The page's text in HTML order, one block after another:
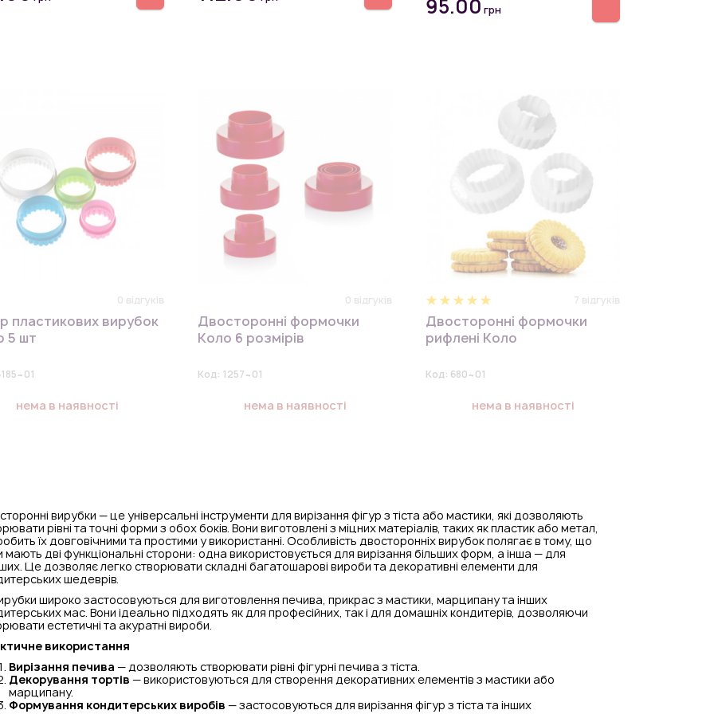
95.00 грн
0 відгуків
пластикових вирубок
5 шт
нема в наявності
0 відгуків
Двосторонні формочки
Коло 6 розмірів
Код: 1257~01
нема в наявності
7 відгуків
Двосторонні формочки
рифлені Коло
Код: 680~01
нема в наявності
вирубки — це універсальні інструменти для вирізання фігур з тіста або мастики, які дозволяють
рівні та точні форми з обох боків. Вони виготовлені з міцних матеріалів, таких як пластик або метал,
їх довговічними та простими у використанні. Особливість двосторонніх вирубок полягає в тому, що
мають дві функціональні сторони: одна використовується для вирізання більших форм, а інша — для
Це дозволяє легко створювати складні багатошарові вироби та декоративні елементи для
шедеврів.
широко застосовуються для виготовлення печива, прикрас з мастики, марципану та інших
мас. Вони ідеально підходять як для професійних, так і для домашніх кондитерів, дозволяючи
естетичні та акуратні вироби.
використання
Вирізання печива — дозволяють створювати рівні фігурні печива з тіста.
Декорування тортів — використовуються для створення декоративних елементів з мастики або
марципану.
Формування кондитерських виробів — застосовуються для вирізання фігур з тіста та інших